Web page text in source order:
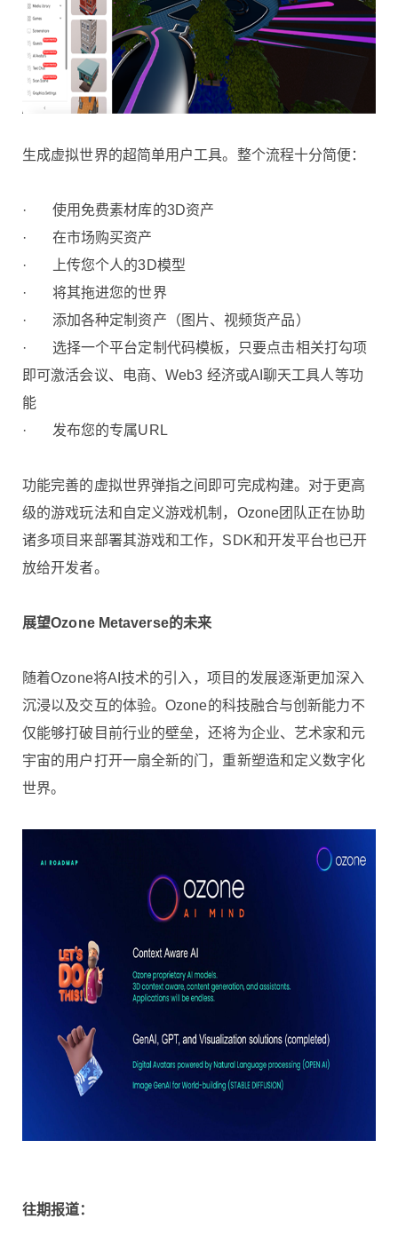
生成虚拟世界的超简单用户工具。整个流程十分简便：
· 使用免费素材库的3D资产
· 在市场购买资产
· 上传您个人的3D模型
· 将其拖进您的世界
· 添加各种定制资产（图片、视频货产品）
· 选择一个平台定制代码模板，只要点击相关打勾项
即可激活会议、电商、Web3 经济或AI聊天工具人等功
能
· 发布您的专属URL
功能完善的虚拟世界弹指之间即可完成构建。对于更高
级的游戏玩法和自定义游戏机制，Ozone团队正在协助
诸多项目来部署其游戏和工作，SDK和开发平台也已开
放给开发者。
展望Ozone Metaverse的未来
随着Ozone将AI技术的引入，项目的发展逐渐更加深入
沉浸以及交互的体验。Ozone的科技融合与创新能力不
仅能够打破目前行业的壁垒，还将为企业、艺术家和元
宇宙的用户打开一扇全新的门，重新塑造和定义数字化
世界。
往期报道：